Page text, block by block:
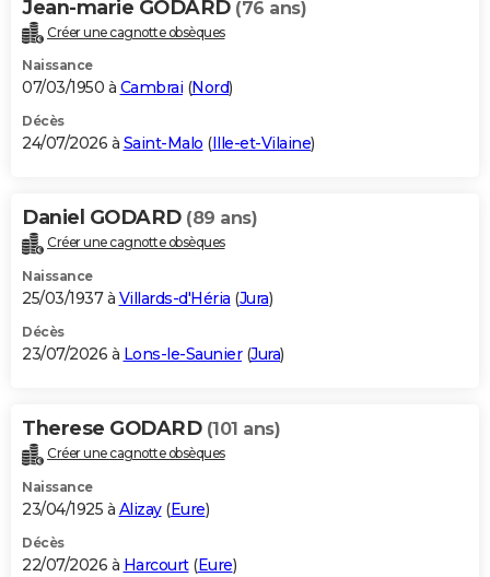
Jean-marie GODARD (76 ans)
Créer une cagnotte obsèques
Naissance
07/03/1950 à Cambrai (Nord)
Décès
24/07/2026 à Saint-Malo (Ille-et-Vilaine)
Daniel GODARD (89 ans)
Créer une cagnotte obsèques
Naissance
25/03/1937 à Villards-d'Héria (Jura)
Décès
23/07/2026 à Lons-le-Saunier(Jura)
Therese GODARD (101 ans)
Créer une cagnotte obsèques
Naissance
23/04/1925 à Alizay(Eure)
Décès
22/07/2026 à Harcourt(Eure)